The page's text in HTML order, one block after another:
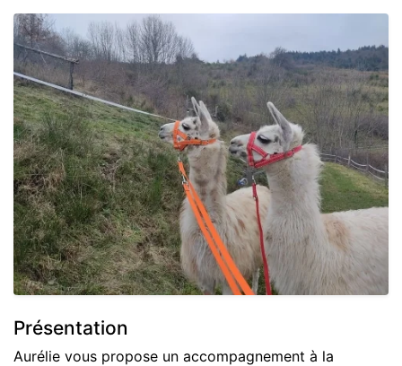
Présentation
Aurélie vous propose un accompagnement à la